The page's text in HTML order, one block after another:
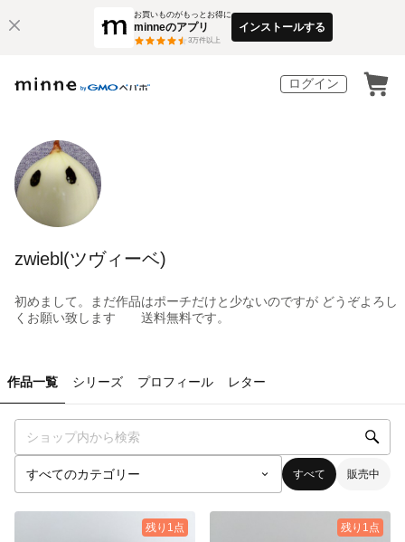
お買いものがもっとお得に
minneのアプリ
3万件以上
インストールする
ログイン
zwiebl(ツヴィーベ)
初めまして。まだ作品はポーチだけと少ないのですが どうぞよろし
くお願い致します 送料無料です。
作品一覧 シリーズ プロフィール レター
すべて 販売中
残り1点 残り1点